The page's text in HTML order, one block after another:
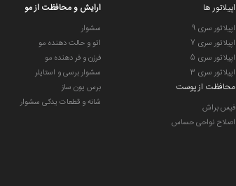
اپیلاتور ها
اپیلاتور سری 9
اپیلاتور سری 7
اپیلاتور سری 5
اپیلاتور سری 3
محافظت از پوست
فیس براش
اصلاح نواحی حساس
ارایش و محافظت از مو
سشوار
اتو و حالت دهنده مو
فرزن و فر دهنده مو
سشوار برسی و استایلر
برس یون ساز
شانه و قطعات یدکی سشوار